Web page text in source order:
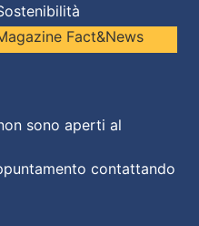
Fact&News
sono aperti al
contattando